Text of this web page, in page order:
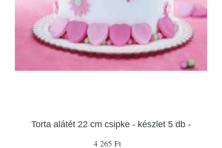
Torta alátét 22 cm csipke - készlet 5 db -
4 265 Ft